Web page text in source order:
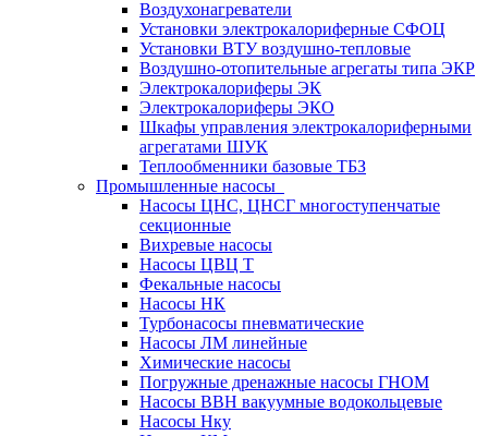
Воздухонагреватели
Установки электрокалориферные СФОЦ
Установки ВТУ воздушно-тепловые
Воздушно-отопительные агрегаты типа ЭКР
Электрокалориферы ЭК
Электрокалориферы ЭКО
Шкафы управления электрокалориферными
агрегатами ШУК
Теплообменники базовые ТБЗ
Промышленные насосы
Насосы ЦНС, ЦНСГ многоступенчатые
секционные
Вихревые насосы
Насосы ЦВЦ Т
Фекальные насосы
Насосы НК
Турбонасосы пневматические
Насосы ЛМ линейные
Химические насосы
Погружные дренажные насосы ГНОМ
Насосы ВВН вакуумные водокольцевые
Насосы Нку